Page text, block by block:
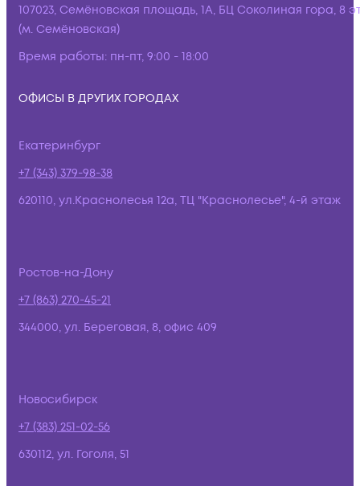
107023, Семёновская площадь, 1А, БЦ Соколиная гора, 8
(м. Семёновская)
Время работы: пн-пт, 9:00 - 18:00
ОФИСЫ В ДРУГИХ ГОРОДАХ
Екатеринбург
+7 (343) 379-98-38
620110, ул.Краснолесья 12а, ТЦ "Краснолесье", 4-й этаж
Ростов-на-Дону
+7 (863) 270-45-21
344000, ул. Береговая, 8, офис 409
Новосибирск
+7 (383) 251-02-56
630112, ул. Гоголя, 51